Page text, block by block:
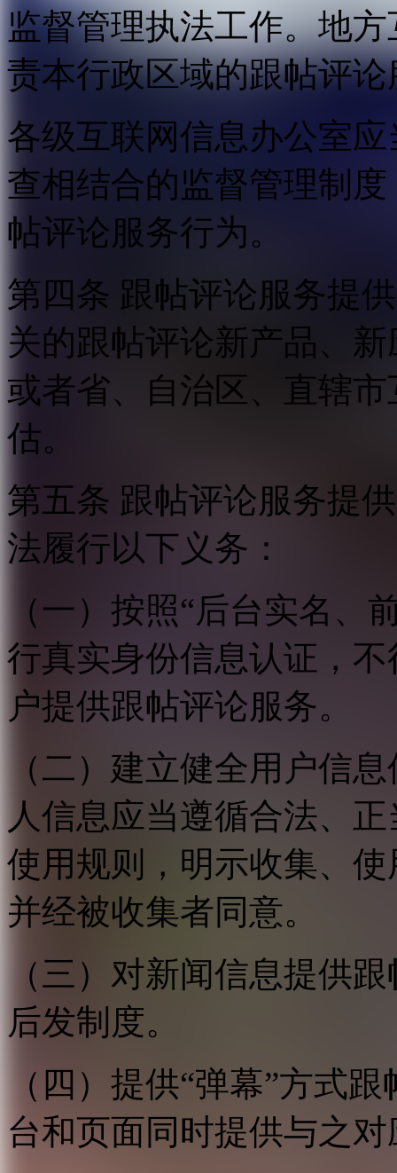
监督管理执法工作。地
责本行政区域的跟帖评
各级互联网信息办公室
查相结合的监督管理制
帖评论服务行为。
第四条 跟帖评论服务提
关的跟帖评论新产品、
或者省、自治区、直辖
估。
第五条 跟帖评论服务提
法履行以下义务：
（一）按照“后台实名、
行真实身份信息认证，
户提供跟帖评论服务。
（二）建立健全用户信
人信息应当遵循合法、
使用规则，明示收集、
并经被收集者同意。
（三）对新闻信息提供
后发制度。
（四）提供“弹幕”方式
台和页面同时提供与之